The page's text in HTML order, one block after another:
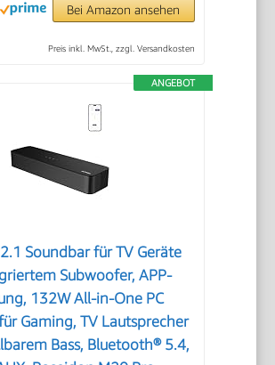
Bei Amazon ansehen
Preis inkl. MwSt., zzgl. Versandkosten
ANGEBOT
Soundbar für TV Geräte
Subwoofer, APP-
132W All-in-One PC
Gaming, TV Lautsprecher
Bass, Bluetooth® 5.4,